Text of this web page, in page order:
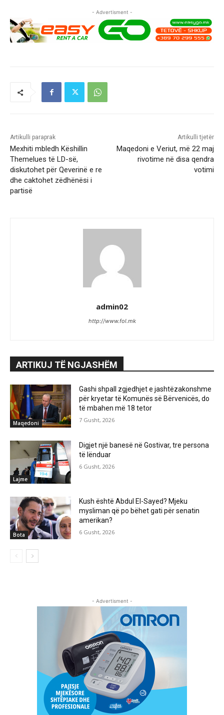
- Advertisment -
Artikulli paraprak
Mexhiti mbledh Këshillin
Themelues të LD-së,
diskutohet për Qeverinë e re
dhe caktohet zëdhënësi i
partisë
Artikulli tjetër
Maqedoni e Veriut, më 22 maj
rivotime në disa qendra
votimi
admin02
http://www.fol.mk
ARTIKUJ TË NGJASHËM
Maqedoni
Gashi shpall zgjedhjet e jashtëzakonshme
për kryetar të Komunës së Bërvenicës, do
të mbahen më 18 tetor
7 Gusht, 2026
Lajme
Digjet një banesë në Gostivar, tre persona
të lënduar
6 Gusht, 2026
Bota
Kush është Abdul El-Sayed? Mjeku
mysliman që po bëhet gati për senatin
amerikan?
6 Gusht, 2026
- Advertisment -